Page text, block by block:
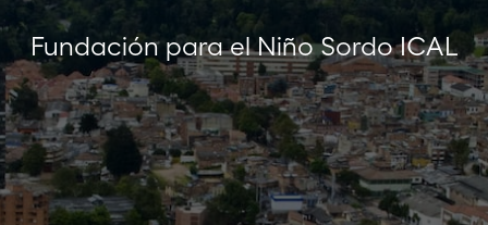
Fundación para el Niño Sordo ICAL